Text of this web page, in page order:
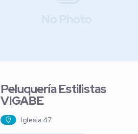
Peluquería Estilistas
VIGABE
Iglesia 47